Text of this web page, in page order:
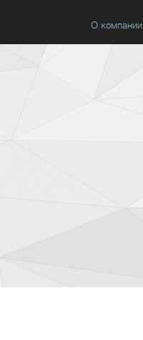
О компании